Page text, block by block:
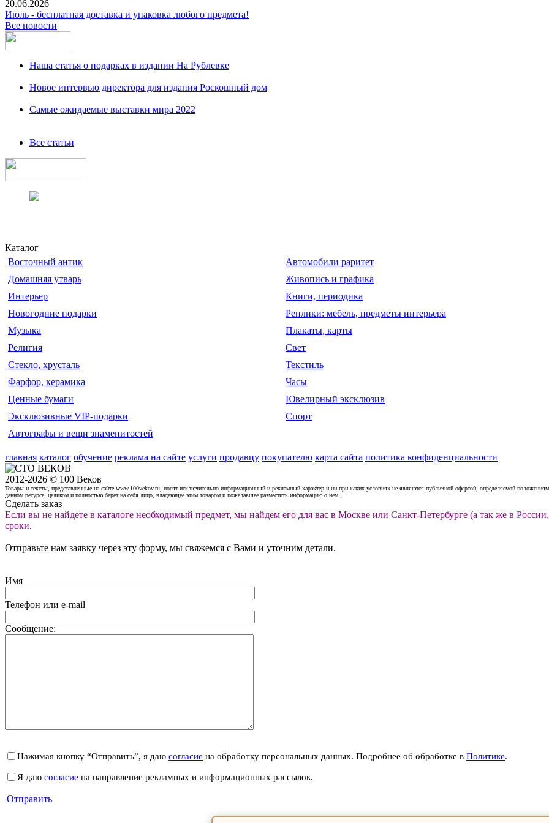
20.06.2026
Июль - бесплатная доставка и упаковка любого предмета!
Все новости
Наша статья о подарках в издании На Рублевке
Новое интервью директора для издания Роскошный дом
Самые ожидаемые выставки мира 2022
Все статьи
Каталог
Восточный антик
Автомобили раритет
Домашняя утварь
Живопись и графика
Интерьер
Книги, периодика
Новогодние подарки
Реплики: мебель, предметы интерьера
Музыка
Плакаты, карты
Религия
Свет
Стекло, хрусталь
Текстиль
Фарфор, керамика
Часы
Ценные бумаги
Ювелирный эксклюзив
Эксклюзивные VIP-подарки
Спорт
Автографы и вещи знаменитостей
главная каталог обучение реклама на сайте услуги продавцу покупателю карта сайта политика конфиденциальности
2012-2026 © 100 Веков
Товары и тексты, представленные на сайте www.100vekov.ru, носят исключительно информационный и рекламный характер и ни при каких условиях не являются публичной офертой, определяемой
данном ресурсе, целиком и полностью берет на себя лицо, владеющее этим товаром и пожелавшее разместить информацию о нем.
Сделать заказ
Если вы не найдете в каталоге необходимый предмет, мы найдем его для вас в Москве или Санкт-Петербурге (а так же в
сроки.
Отправьте нам заявку через эту форму, мы свяжемся с Вами и уточним детали.
Имя
Телефон или e-mail
Сообщение:
Нажимая кнопку “Отправить”, я даю согласие на обработку персональных данных. Подробнее об обработке в Политике.
Я даю согласие на направление рекламных и информационных рассылок.
Отправить